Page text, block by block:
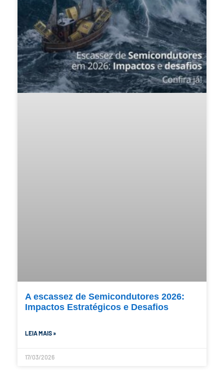
A escassez de Semicondutores 2026:
Impactos Estratégicos e Desafios
LEIA MAIS »
17/03/2026